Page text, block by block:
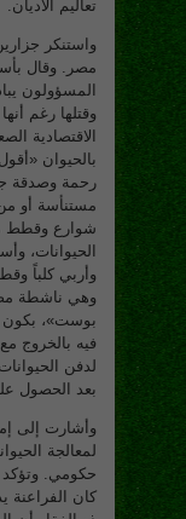
تعاليم الأديان.
واستنكر
مصر. وقال
المسؤولون
وقتلها رغم
الاقتصادية
بالحيوان
رحمة وصدقة
شوارع وقطط
الحيوانات،
وأربي كلباً
وهي ناشطة
بوست»، بكون
فيه بالخروج
لدفن
بعد الحصول
وأشارت إلى
لمعالجة
حكومي. وتؤكد
كان الفراعنة